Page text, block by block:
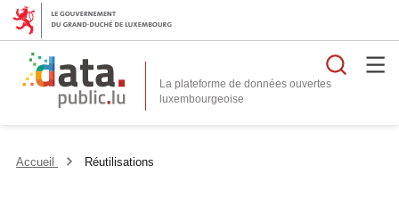
La plateforme de données ouvertes
Accueil Réutilisations